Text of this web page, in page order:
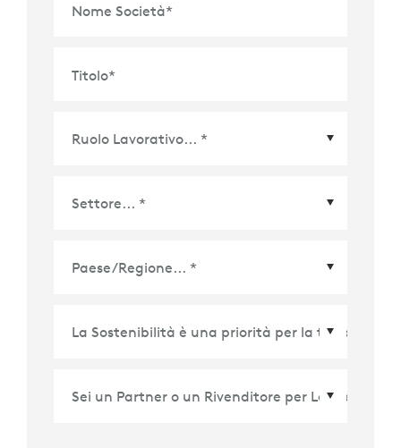
Nome Società*
Titolo*
Paese/Regione